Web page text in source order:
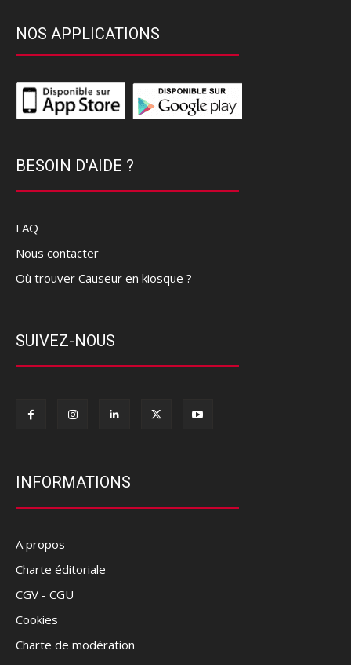
NOS APPLICATIONS
BESOIN D'AIDE ?
FAQ
Nous contacter
Où trouver Causeur en kiosque ?
SUIVEZ-NOUS
INFORMATIONS
A propos
Charte éditoriale
CGV - CGU
Cookies
Charte de modération